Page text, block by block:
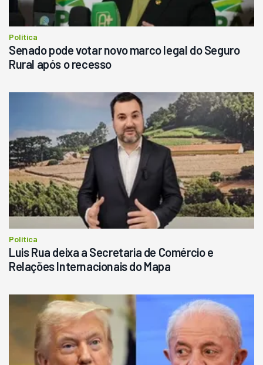
Consultar
Política
Senado pode votar novo marco legal do Seguro
Rural após o recesso
Política
Luis Rua deixa a Secretaria de Comércio e
Relações Internacionais do Mapa